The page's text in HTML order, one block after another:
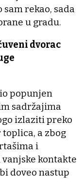
rekao, sada
u gradu.
dvorac
popunjen
sadržajima
izlaziti preko
a zbog
i
kontakte
doveo nastup